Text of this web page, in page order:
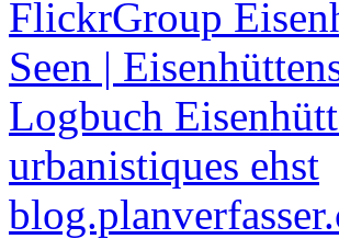
FlickrGroup
Seen |
Logbuch
urbanistiques ehst